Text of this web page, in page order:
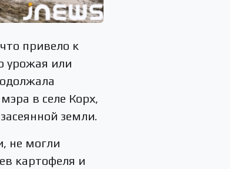
привело к
урожая или
в селе Корх,
земли.
не могли
картофеля и